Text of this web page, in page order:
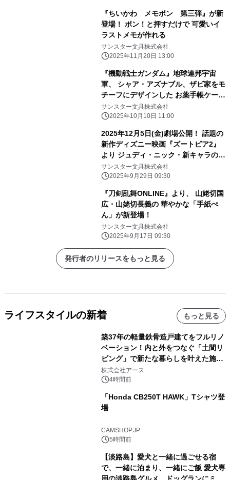
『ちいかわ メモポン 第三弾』が新
登場！ ポン！と押すだけで 可愛いイ
ラストメモが作れる
サンスター文具株式会社
2025年11月20日 13:00
『機動戦士ガンダム』地球連邦宇宙
軍、 シャア・アズナブル、ザビ家をモ
チーフにデザインした お薬手帳ケース
が登場！
サンスター文具株式会社
2025年10月10日 11:00
2025年12月5日(金)劇場公開！ 話題の
新作ディズニー映画『ズートピア2』
より ジュディ・ニック・新キャラのコ
レクショングッズが登場！
サンスター文具株式会社
2025年9月29日 09:30
『刀剣乱舞ONLINE』より、 山姥切国
広・山姥切長義の 華やかな「手紙ぺ
ん」が新登場！
サンスター文具株式会社
2025年9月17日 09:30
発行者のリリースをもっと見る
ライフスタイルの新着 もっと見る
築37年の軽量鉄骨造戸建てをフルリノ
ベーション！内と外をつなぐ「土間リ
ビング」で新たな暮らしを叶えた施工
事例を株式会社アースが公開
株式会社アース
4時間前
「Honda CB250T HAWK」Tシャツ登
場
CAMSHOP.JP
5時間前
【淡路島】愛犬と一緒に過ごせる宿
で、一緒に泊まり、一緒にご飯 愛犬専
用の淡路島グルメ、ドッグランにミニ